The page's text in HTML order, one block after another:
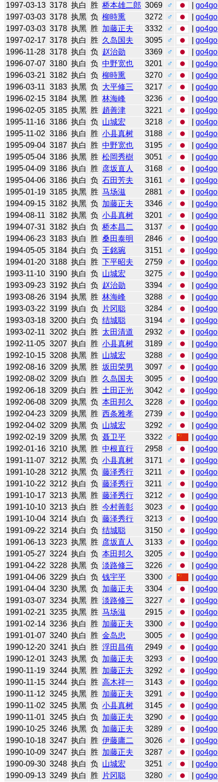
1997-03-13 3178 执白 胜 桥本雄二郎 3069 ♂ |go4go
1997-03-03 3178 执黑 负 柳時熏 3272 ♂ |go4go
1997-03-03 3178 执黑 胜 加藤正夫 3332 ♂ |go4go
1997-02-17 3178 执白 胜 久岛国夫 3095 ♂ |go4go
1996-11-28 3178 执白 负 赵治勋 3369 ♂ |go4go
1996-07-07 3180 执白 负 中野宽也 3201 ♂ |go4go
1996-03-21 3182 执白 负 柳時熏 3270 ♂ |go4go
1996-03-11 3183 执黑 负 大平修三 3217 ♂ |go4go
1996-02-15 3184 执黑 胜 林海峰 3236 ♂ |go4go
1996-02-05 3185 执黑 胜 趙善津 3221 ♂ |go4go
1995-11-16 3186 执白 负 山城宏 3218 ♂ |go4go
1995-11-02 3186 执白 胜 小县真树 3188 ♂ |go4go
1995-09-04 3187 执白 胜 中野宽也 3195 ♂ |go4go
1995-05-04 3186 执黑 胜 松岡秀樹 3051 ♂ |go4go
1995-04-09 3186 执白 胜 彦坂直人 3168 ♂ |go4go
1995-04-06 3186 执白 负 石田芳夫 3161 ♂ |go4go
1995-01-19 3185 执黑 胜 马场滋 2881 ♂ |go4go
1994-09-15 3182 执黑 负 加藤正夫 3346 ♂ |go4go
1994-08-11 3182 执黑 负 小县真树 3201 ♂ |go4go
1994-07-31 3182 执白 负 桥本昌二 3137 ♂ |go4go
1994-06-23 3183 执白 胜 桑田泰明 2846 ♂ |go4go
1994-05-05 3184 执白 负 王銘琬 3151 ♂ |go4go
1994-01-20 3188 执白 胜 下平昭夫 2759 ♂ |go4go
1993-11-10 3190 执白 负 山城宏 3275 ♂ |go4go
1993-09-23 3192 执白 负 赵治勋 3394 ♂ |go4go
1993-08-26 3194 执黑 胜 林海峰 3288 ♂ |go4go
1993-03-22 3199 执白 负 片冈聪 3284 ♂ |go4go
1993-03-18 3200 执白 负 结城聪 3194 ♂ |go4go
1993-02-11 3202 执白 胜 太田清道 2932 ♂ |go4go
1992-11-05 3207 执白 胜 小县真树 3189 ♂ |go4go
1992-10-15 3208 执黑 胜 山城宏 3288 ♂ |go4go
1992-08-16 3209 执黑 胜 坂田荣男 3097 ♂ |go4go
1992-08-02 3209 执白 胜 久岛国夫 3095 ♂ |go4go
1992-06-18 3209 执白 胜 土田正光 3042 ♂ |go4go
1992-06-08 3209 执黑 负 本田邦久 3228 ♂ |go4go
1992-04-23 3209 执黑 胜 西条雅孝 2739 ♂ |go4go
1992-04-02 3209 执黑 负 山城宏 3292 ♂ |go4go
1992-02-19 3209 执黑 负 聂卫平 3322 ♂ |go4go
1992-01-16 3210 执黑 胜 中根直行 2958 ♂ |go4go
1991-11-07 3212 执黑 负 小县真树 3171 ♂ |go4go
1991-10-28 3212 执黑 负 藤泽秀行 3211 ♂ |go4go
1991-10-22 3212 执白 负 藤泽秀行 3211 ♂ |go4go
1991-10-17 3213 执黑 胜 藤泽秀行 3212 ♂ |go4go
1991-10-10 3213 执白 胜 今村善彰 3023 ♂ |go4go
1991-10-04 3214 执白 负 藤泽秀行 3213 ♂ |go4go
1991-09-22 3214 执白 负 结城聪 3150 ♂ |go4go
1991-06-13 3223 执黑 胜 彦坂直人 3133 ♂ |go4go
1991-05-27 3224 执白 负 本田邦久 3205 ♂ |go4go
1991-04-22 3228 执黑 负 淡路修三 3226 ♂ |go4go
1991-04-06 3229 执白 负 钱宇平 3300 ♂ |go4go
1991-04-04 3230 执黑 负 加藤正夫 3304 ♂ |go4go
1991-03-07 3234 执黑 胜 淡路修三 3227 ♂ |go4go
1991-02-21 3235 执黑 胜 马场滋 2915 ♂ |go4go
1991-02-14 3236 执白 胜 加藤正夫 3300 ♂ |go4go
1991-01-07 3240 执白 胜 金岛忠 3005 ♂ |go4go
1990-12-20 3241 执白 胜 浮田昌侑 2949 ♂ |go4go
1990-12-01 3243 执黑 负 加藤正夫 3293 ♂ |go4go
1990-11-19 3244 执黑 胜 加藤正夫 3292 ♂ |go4go
1990-11-15 3244 执白 胜 高木祥一 3143 ♂ |go4go
1990-11-12 3245 执黑 胜 加藤正夫 3291 ♂ |go4go
1990-11-02 3245 执黑 负 小县真树 3145 ♂ |go4go
1990-11-01 3245 执白 负 加藤正夫 3290 ♂ |go4go
1990-10-25 3246 执黑 负 加藤正夫 3289 ♂ |go4go
1990-10-18 3247 执白 胜 伊藤庸二 3026 ♂ |go4go
1990-10-09 3247 执白 胜 加藤正夫 3287 ♂ |go4go
1990-09-30 3248 执白 负 山城宏 3251 ♂ |go4go
1990-09-13 3249 执白 胜 片冈聪 3280 ♂ |go4go